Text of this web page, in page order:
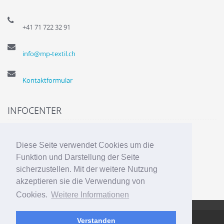
Diese Seite verwendet Cookies um die
Funktion und Darstellung der Seite
sicherzustellen. Mit der weitere Nutzung
akzeptieren sie die Verwendung von
Cookies. Weitere Informationen
Verstanden
+41 71 722 32 91
info@mp-textil.ch
Kontaktformular
INFOCENTER
Privatsphähre
AGB
Liefer & Versandkosten
Sitemap
AbanteCart